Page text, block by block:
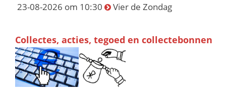
23-08-2026 om 10:30 Vier de Zondag
Collectes, acties, tegoed en collectebonnen